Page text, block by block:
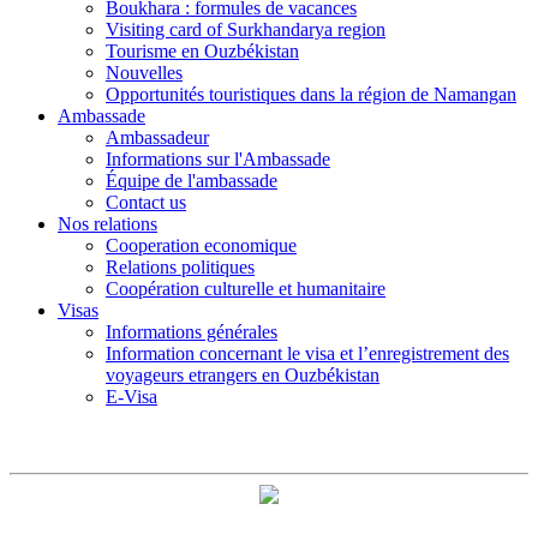
Boukhara : formules de vacances
Visiting card of Surkhandarya region
Tourisme en Ouzbékistan
Nouvelles
Opportunités touristiques dans la région de Namangan
Ambassade
Ambassadeur
Informations sur l'Ambassade
Équipe de l'ambassade
Contact us
Nos relations
Cooperation economique
Relations politiques
Coopération culturelle et humanitaire
Visas
Informations générales
Information concernant le visa et l’enregistrement des
voyageurs etrangers en Ouzbékistan
E-Visa